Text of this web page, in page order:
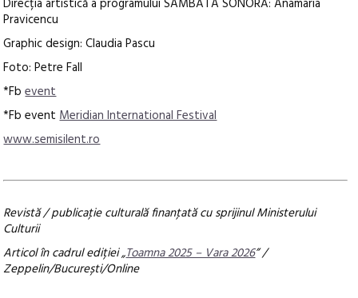
Direcția artistică a programului SÂMBĂTA SONORĂ: Anamaria
Pravicencu
Graphic design: Claudia Pascu
Foto: Petre Fall
*Fbevent
*Fb eventMeridian International Festival
www.semisilent.ro
Revistă / publicaţie culturală finanţată cu sprijinul Ministerului
Culturii
Articol în cadrul ediției „Toamna 2025 – Vara 2026” /
Zeppelin/București/Online